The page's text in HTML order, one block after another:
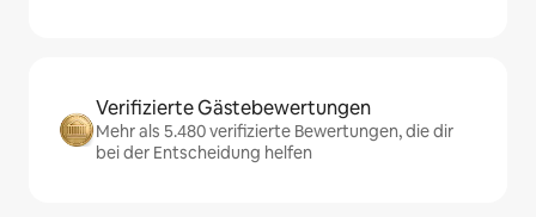
Verifizierte Gästebewertungen
Mehr als 5.480 verifizierte Bewertungen, die dir
bei der Entscheidung helfen